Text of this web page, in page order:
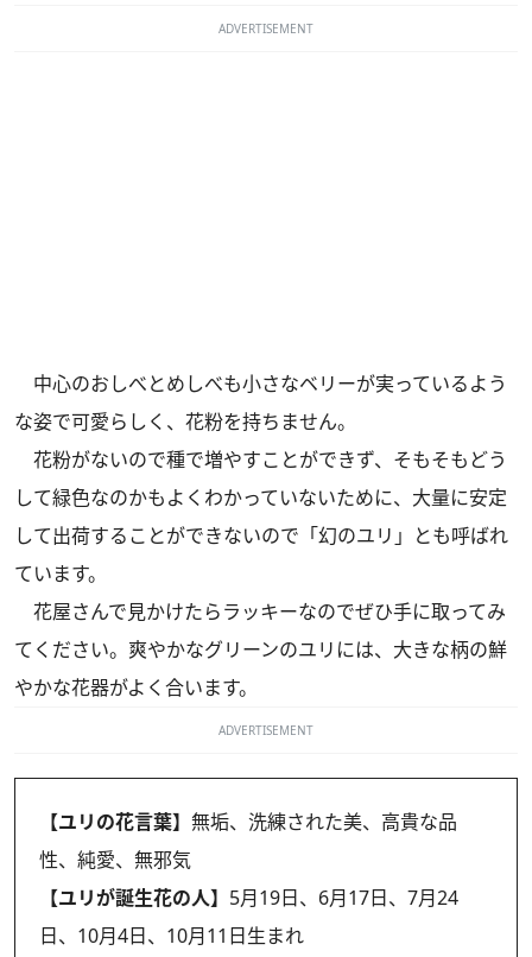
ADVERTISEMENT
中心のおしべとめしべも小さなベリーが実っているよう
な姿で可愛らしく、花粉を持ちません。
花粉がないので種で増やすことができず、そもそもどう
して緑色なのかもよくわかっていないために、大量に安定
して出荷することができないので「幻のユリ」とも呼ばれ
ています。
花屋さんで見かけたらラッキーなのでぜひ手に取ってみ
てください。爽やかなグリーンのユリには、大きな柄の鮮
やかな花器がよく合います。
ADVERTISEMENT
【ユリの花言葉】 無垢、洗練された美、高貴な品
性、純愛、無邪気
【ユリが誕生花の人】 5月19日、6月17日、7月24
日、10月4日、10月11日生まれ